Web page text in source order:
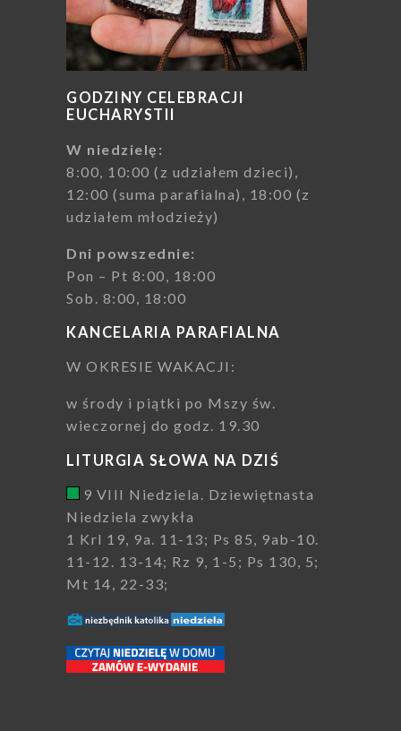
GODZINY CELEBRACJI
EUCHARYSTII
W niedzielę:
8:00, 10:00 (z udziałem dzieci),
12:00 (suma parafialna), 18:00 (z
udziałem młodzieży)
Dni powszednie:
Pon – Pt 8:00, 18:00
Sob. 8:00, 18:00
KANCELARIA PARAFIALNA
W OKRESIE WAKACJI:
w środy i piątki po Mszy św.
wieczornej do godz. 19.30
LITURGIA SŁOWA NA DZIŚ
9 VIII Niedziela. Dziewiętnasta
Niedziela zwykła
1 Krl 19, 9a. 11-13; Ps 85, 9ab-10.
11-12. 13-14; Rz 9, 1-5; Ps 130, 5;
Mt 14, 22-33;